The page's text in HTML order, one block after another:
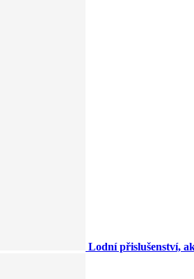
Lodní přislušenství,